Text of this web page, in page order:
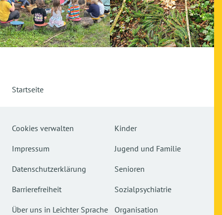
Startseite
Cookies verwalten
Impressum
Datenschutzerklärung
Barrierefreiheit
Über uns in Leichter Sprache
Kinder
Jugend und Familie
Senioren
Sozialpsychiatrie
Organisation